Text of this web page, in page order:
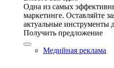
Одна из самых
маркетинге. Оставляйте
актуальные инструменты
Получить предложение
Медийная реклама